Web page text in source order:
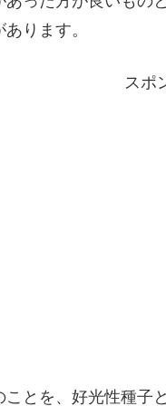
ります。
スポ
とを、好光性種子と